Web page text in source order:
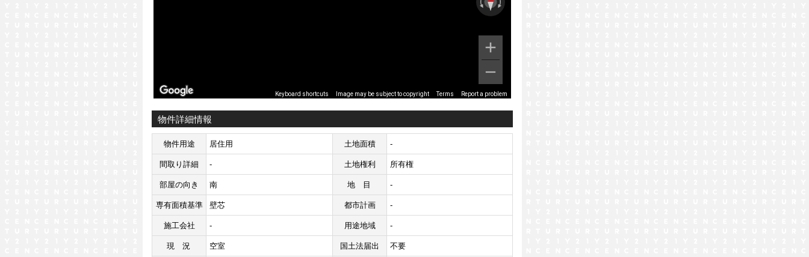
Keyboard shortcuts Image may be subject to copyright Terms Report a problem
物件詳細情報
物件用途 居住用 土地面積 -
間取り詳細 - 土地権利 所有権
部屋の向き 南 地目 -
専有面積基準 壁芯 都市計画 -
施工会社 - 用途地域 -
現況 空室 国土法届出 不要